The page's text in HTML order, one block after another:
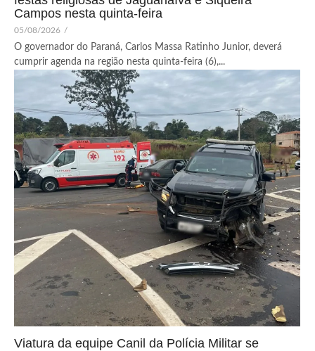
Campos nesta quinta-feira
05/08/2026 /
O governador do Paraná, Carlos Massa Ratinho Junior, deverá
cumprir agenda na região nesta quinta-feira (6),...
Viatura da equipe Canil da Polícia Militar se